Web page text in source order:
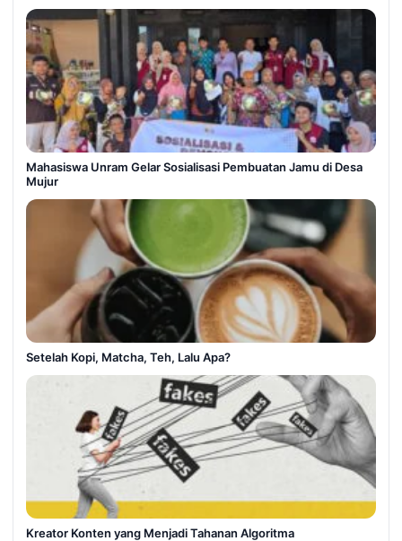
Mahasiswa Unram Gelar Sosialisasi Pembuatan Jamu di Desa
Mujur
Setelah Kopi, Matcha, Teh, Lalu Apa?
Kreator Konten yang Menjadi Tahanan Algoritma